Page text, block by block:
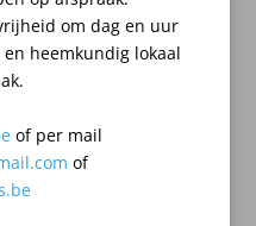
om dag en uur
heemkundig lokaal
of per mail
of